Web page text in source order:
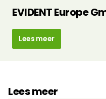
EVIDENT Europe
Lees meer
Lees meer